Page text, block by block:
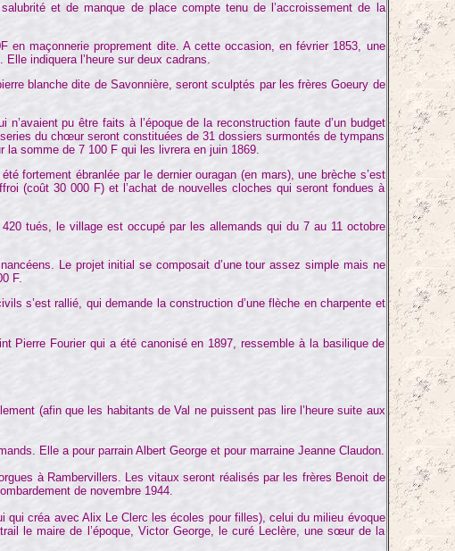
et de manque de place compte tenu de l’accroissement de la
en maçonnerie proprement dite. A cette occasion, en février 1853, une
indiquera l’heure sur deux cadrans.
blanche dite de Savonnière, seront sculptés par les frères Goeury de
pu être faits à l’époque de la reconstruction faute d’un budget
du chœur seront constituées de 31 dossiers surmontés de tympans
somme de 7 100 F qui les livrera en juin 1869.
fortement ébranlée par le dernier ouragan (en mars), une brèche s’est
(coût 30 000 F) et l’achat de nouvelles cloches qui seront fondues à
tués, le village est occupé par les allemands qui du 7 au 11 octobre
Le projet initial se composait d’une tour assez simple mais ne
F.
s’est rallié, qui demande la construction d’une flèche en charpente et
Fourier qui a été canonisé en 1897, ressemble à la basilique de
(afin que les habitants de Val ne puissent pas lire l’heure suite aux
Elle a pour parrain Albert George et pour marraine Jeanne Claudon.
à Rambervillers. Les vitaux seront réalisés par les frères Benoit de
de novembre 1944.
créa avec Alix Le Clerc les écoles pour filles), celui du milieu évoque
le maire de l’époque, Victor George, le curé Leclère, une sœur de la